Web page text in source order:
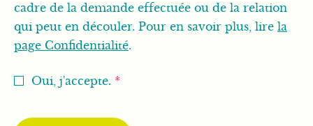
cadre de la demande effectuée ou de la relation
qui peut en découler. Pour en savoir plus, lire la
page Confidentialité.
Oui, j'accepte. *